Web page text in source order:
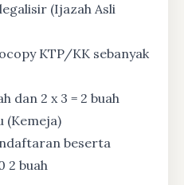
(Ijazah Asli
KTP/KK sebanyak
dan 2 x 3 = 2 buah
(Kemeja)
beserta
2 buah